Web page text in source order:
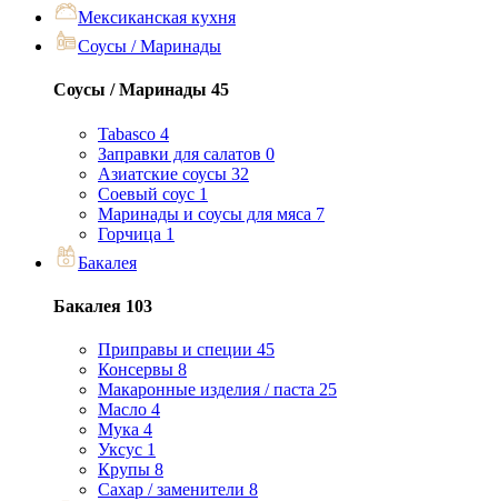
Мексиканская кухня
Соусы / Маринады
Соусы / Маринады 45
Tabasco 4
Заправки для салатов 0
Азиатские соусы 32
Соевый соус 1
Маринады и соусы для мяса 7
Горчица 1
Бакалея
Бакалея 103
Приправы и специи 45
Консервы 8
Макаронные изделия / паста 25
Масло 4
Мука 4
Уксус 1
Крупы 8
Сахар / заменители 8